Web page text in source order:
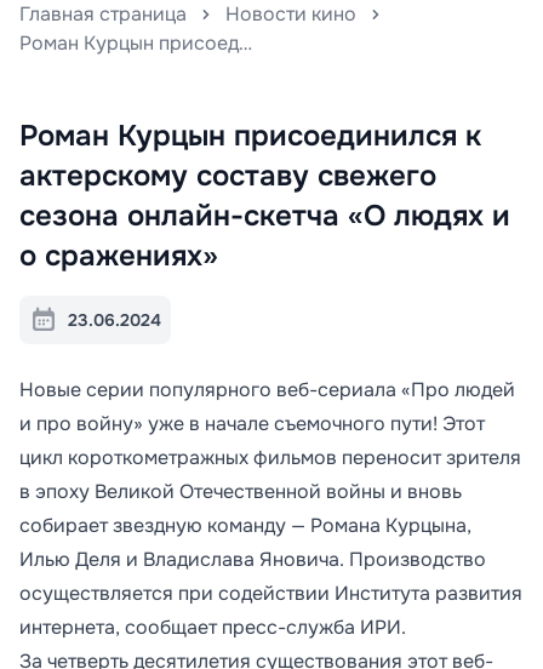
Главная страница
Новости кино
Роман Курцын присоединился к актерскому составу свежего сезона онлайн-скетча «О людях и о сражениях»
Роман Курцын присоединился к
актерскому составу свежего
сезона онлайн-скетча «О людях и
о сражениях»
23.06.2024
Новые серии популярного веб-сериала «Про людей
и про войну» уже в начале съемочного пути! Этот
цикл короткометражных фильмов переносит зрителя
в эпоху Великой Отечественной войны и вновь
собирает звездную команду — Романа Курцына,
Илью Деля и Владислава Яновича. Производство
осуществляется при содействии Института развития
интернета, сообщает пресс-служба ИРИ.
За четверть десятилетия существования этот веб-